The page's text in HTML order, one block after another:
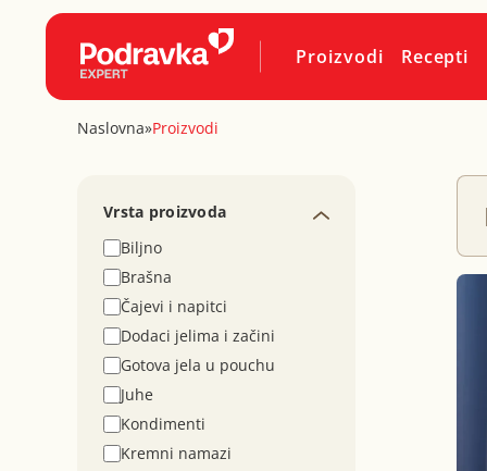
Proizvodi Recepti
Naslovna»Proizvodi
Vrsta proizvoda
Biljno
Brašna
Čajevi i napitci
Dodaci jelima i začini
Gotova jela u pouchu
Juhe
Kondimenti
Kremni namazi